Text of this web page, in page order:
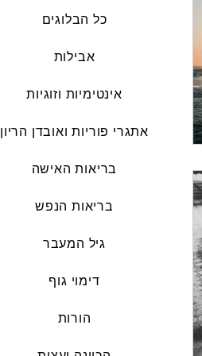
כל הבלוגים
אבילות
אינטימיות וזוגיות
אתגרי פוריות ואובדן הריון
בריאות האישה
בריאות הנפש
גיל המעבר
דימוי גוף
הורות